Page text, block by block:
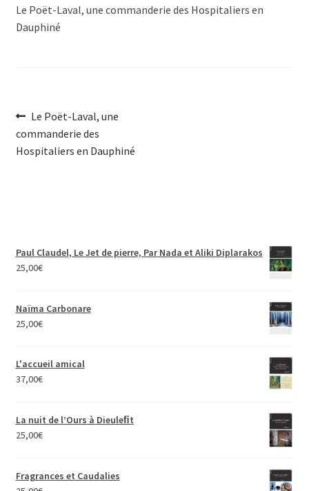
Le Poët-Laval, une commanderie des Hospitaliers en
Dauphiné
Navigation
de
Article
précédent :
Le Poët-Laval, une
commanderie des
Hospitaliers en Dauphiné
Paul Claudel, Le Jet de pierre, Par Nada et Aliki Diplarakos
25,00€
Naïma Carbonare
25,00€
L'accueil amical
37,00€
La nuit de l’Ours à Dieuleﬁt
25,00€
Fragrances et Caudalies